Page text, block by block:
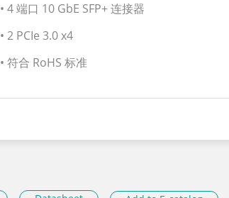
• 4 端口 10 GbE SFP+ 连接器
• 2 PCIe 3.0 x4
• 符合 RoHS 标准